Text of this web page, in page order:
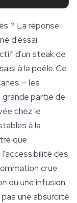
? La réponse
d'essai
d'un steak de
à la poêle. Ce
— les
grande partie de
chez le
à la
que
des
crue
ou une infusion
une absurdité